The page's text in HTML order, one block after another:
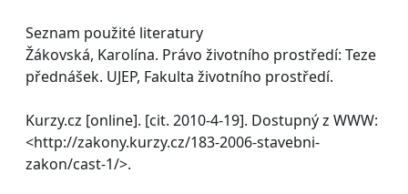
Seznam použité literatury
Žákovská, Karolína. Právo životního prostředí: Teze
přednášek. UJEP, Fakulta životního prostředí.
Kurzy.cz [online]. [cit. 2010-4-19]. Dostupný z WWW:
<http://zakony.kurzy.cz/183-2006-stavebni-
zakon/cast-1/>.